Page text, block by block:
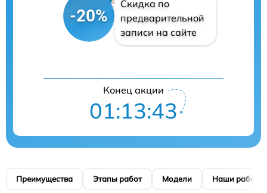
-20%
Скидка по
предварительной
записи на сайте
Конец акции
01:13:42
Преимущества Этапы работ Модели Наши работы